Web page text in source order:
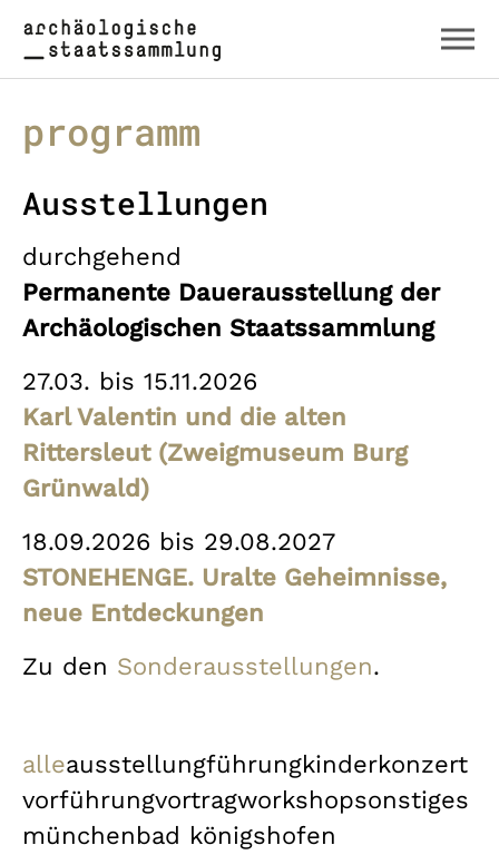
Zum Hauptinhalt springen
Skip to page footer
programm
Ausstellungen
durchgehend
Permanente Dauerausstellung der
Archäologischen Staatssammlung
27.03. bis 15.11.2026
Karl Valentin und die alten
Rittersleut (Zweigmuseum Burg
Grünwald)
18.09.2026 bis 29.08.2027
STONEHENGE. Uralte Geheimnisse,
neue Entdeckungen
Zu den Sonderausstellungen.
alleausstellungführungkinderkonzert
vorführungvortragworkshopsonstiges
münchenbad königshofen